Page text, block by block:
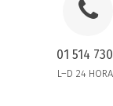
01 514
L–D 24